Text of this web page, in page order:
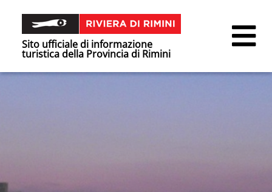
Sito ufficiale di informazione
turistica della Provincia di Rimini